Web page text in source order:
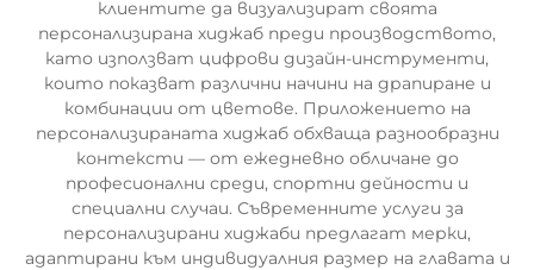
клиентите да визуализират своята
персонализирана хиджаб преди производството,
като използват цифрови дизайн-инструменти,
които показват различни начини на драпиране и
комбинации от цветове. Приложението на
персонализираната хиджаб обхваща разнообразни
контексти — от ежедневно обличане до
професионални среди, спортни дейности и
специални случаи. Съвременните услуги за
персонализирани хиджаби предлагат мерки,
адаптирани към индивидуалния размер на главата и